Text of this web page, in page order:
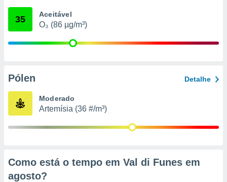
através
estudos
1199
35 Aceitável
O₃ (86 µg/m³)
Pólen Detalhe
Moderado
Artemísia (36 #/m³)
Como está o tempo em Val di Funes em
agosto?